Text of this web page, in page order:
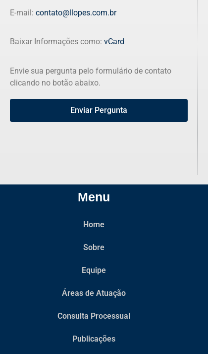
E-mail: contato@llopes.com.br
Baixar Informações como: vCard
Envie sua pergunta pelo formulário de contato
clicando no botão abaixo.
Enviar Pergunta
Menu
Home
Sobre
Equipe
Áreas de Atuação
Consulta Processual
Publicações